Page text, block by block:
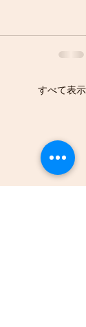
すべて表示